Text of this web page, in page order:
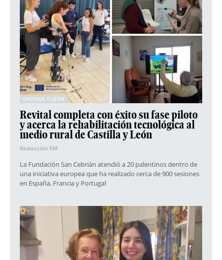
CASTILLA Y LEÓN
Revital completa con éxito su fase piloto
y acerca la rehabilitación tecnológica al
medio rural de Castilla y León
Redacción EM
La Fundación San Cebrián atendió a 20 palentinos dentro de
una iniciativa europea que ha realizado cerca de 900 sesiones
en España, Francia y Portugal